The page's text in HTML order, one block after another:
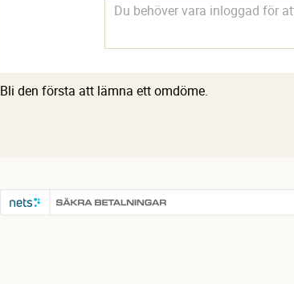
Bli den första att lämna ett omdöme.